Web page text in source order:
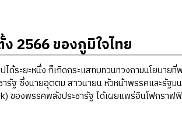
2566 ของภูมิใจไทย
ะยะหนึ่ง ก็เกิดกระแสทบทวนทวงถามนโยบายที่
ฐ ซึ่งนายอุตตม สาวนายน หัวหน้าพรรคและรัฐม
ของพรรคพลังประชารัฐ ได้เผยแพร่อินโฟกราฟ